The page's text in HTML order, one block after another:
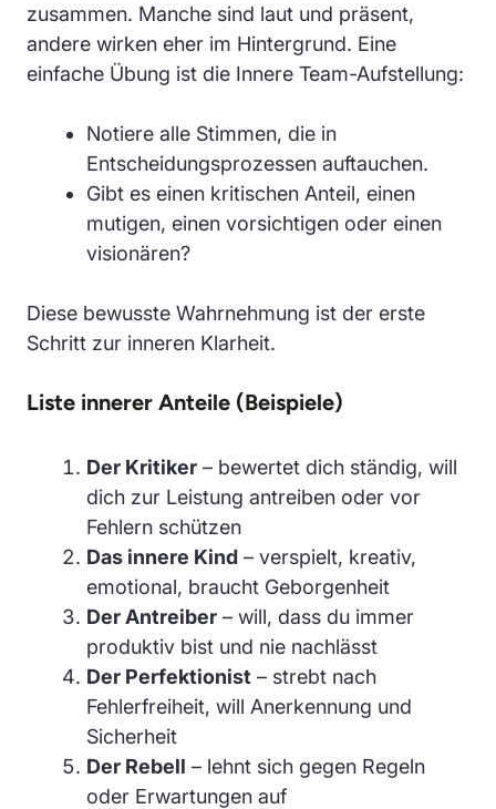
zusammen. Manche sind laut und präsent,
andere wirken eher im Hintergrund. Eine
einfache Übung ist die Innere Team-Aufstellung:
Notiere alle Stimmen, die in
Entscheidungsprozessen auftauchen.
Gibt es einen kritischen Anteil, einen
mutigen, einen vorsichtigen oder einen
visionären?
Diese bewusste Wahrnehmung ist der erste
Schritt zur inneren Klarheit.
Liste innerer Anteile (Beispiele)
Der Kritiker – bewertet dich ständig, will
dich zur Leistung antreiben oder vor
Fehlern schützen
Das innere Kind – verspielt, kreativ,
emotional, braucht Geborgenheit
Der Antreiber – will, dass du immer
produktiv bist und nie nachlässt
Der Perfektionist – strebt nach
Fehlerfreiheit, will Anerkennung und
Sicherheit
Der Rebell – lehnt sich gegen Regeln
oder Erwartungen auf